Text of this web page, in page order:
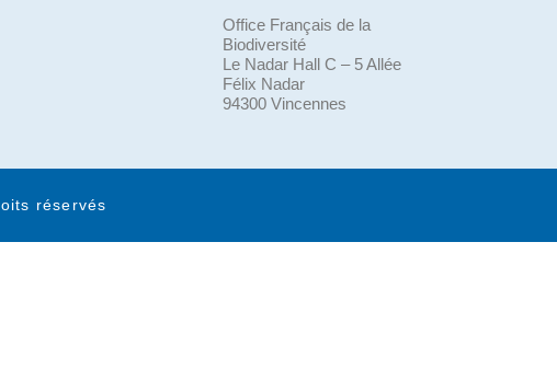
Office Français de la
Biodiversité
Le Nadar Hall C – 5 Allée
Félix Nadar
94300 Vincennes
réservés